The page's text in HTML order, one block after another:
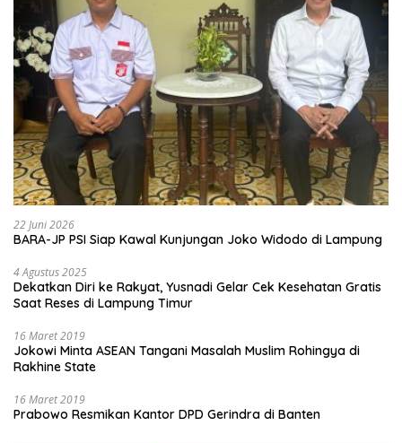
22 Juni 2026
BARA-JP PSI Siap Kawal Kunjungan Joko Widodo di Lampung
4 Agustus 2025
Dekatkan Diri ke Rakyat, Yusnadi Gelar Cek Kesehatan Gratis
Saat Reses di Lampung Timur
16 Maret 2019
Jokowi Minta ASEAN Tangani Masalah Muslim Rohingya di
Rakhine State
16 Maret 2019
Prabowo Resmikan Kantor DPD Gerindra di Banten